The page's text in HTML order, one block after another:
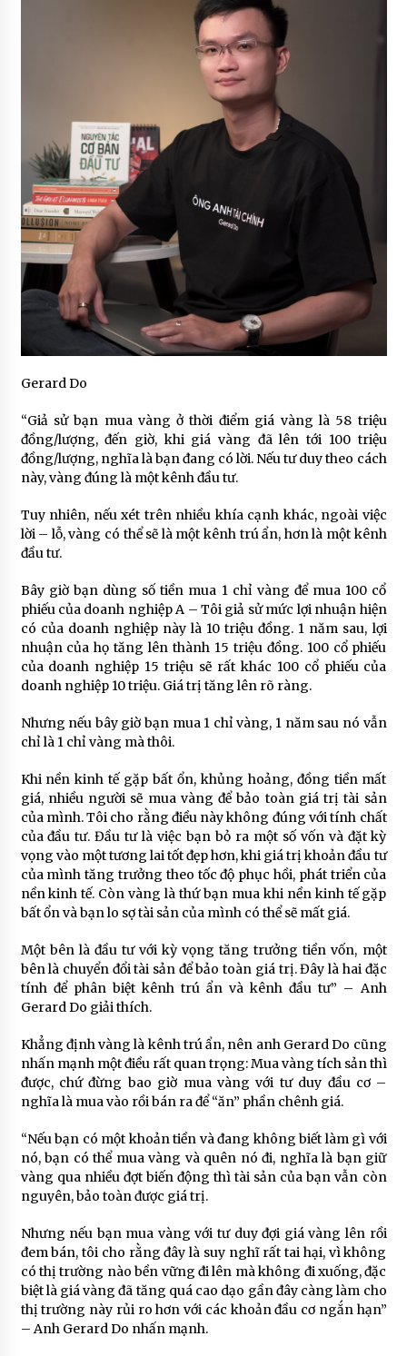
Gerard Do
“Giả sử bạn mua vàng ở thời điểm giá vàng là 58 triệu
đồng/lượng, đến giờ, khi giá vàng đã lên tới 100 triệu
đồng/lượng, nghĩa là bạn đang có lời. Nếu tư duy theo cách
này, vàng đúng là một kênh đầu tư.
Tuy nhiên, nếu xét trên nhiều khía cạnh khác, ngoài việc
lời – lỗ, vàng có thể sẽ là một kênh trú ẩn, hơn là một kênh
đầu tư.
Bây giờ bạn dùng số tiền mua 1 chỉ vàng để mua 100 cổ
phiếu của doanh nghiệp A – Tôi giả sử mức lợi nhuận hiện
có của doanh nghiệp này là 10 triệu đồng. 1 năm sau, lợi
nhuận của họ tăng lên thành 15 triệu đồng. 100 cổ phiếu
của doanh nghiệp 15 triệu sẽ rất khác 100 cổ phiếu của
doanh nghiệp 10 triệu. Giá trị tăng lên rõ ràng.
Nhưng nếu bây giờ bạn mua 1 chỉ vàng, 1 năm sau nó vẫn
chỉ là 1 chỉ vàng mà thôi.
Khi nền kinh tế gặp bất ổn, khủng hoảng, đồng tiền mất
giá, nhiều người sẽ mua vàng để bảo toàn giá trị tài sản
của mình. Tôi cho rằng điều này không đúng với tính chất
của đầu tư. Đầu tư là việc bạn bỏ ra một số vốn và đặt kỳ
vọng vào một tương lai tốt đẹp hơn, khi giá trị khoản đầu tư
của mình tăng trưởng theo tốc độ phục hồi, phát triển của
nền kinh tế. Còn vàng là thứ bạn mua khi nền kinh tế gặp
bất ổn và bạn lo sợ tài sản của mình có thể sẽ mất giá.
Một bên là đầu tư với kỳ vọng tăng trưởng tiền vốn, một
bên là chuyển đổi tài sản để bảo toàn giá trị. Đây là hai đặc
tính để phân biệt kênh trú ẩn và kênh đầu tư” – Anh
Gerard Do giải thích.
Khẳng định vàng là kênh trú ẩn, nên anh Gerard Do cũng
nhấn mạnh một điều rất quan trọng: Mua vàng tích sản thì
được, chứ đừng bao giờ mua vàng với tư duy đầu cơ –
nghĩa là mua vào rồi bán ra để “ăn” phần chênh giá.
“Nếu bạn có một khoản tiền và đang không biết làm gì với
nó, bạn có thể mua vàng và quên nó đi, nghĩa là bạn giữ
vàng qua nhiều đợt biến động thì tài sản của bạn vẫn còn
nguyên, bảo toàn được giá trị.
Nhưng nếu bạn mua vàng với tư duy đợi giá vàng lên rồi
đem bán, tôi cho rằng đây là suy nghĩ rất tai hại, vì không
có thị trường nào bền vững đi lên mà không đi xuống, đặc
biệt là giá vàng đã tăng quá cao dạo gần đây càng làm cho
thị trường này rủi ro hơn với các khoản đầu cơ ngắn hạn”
– Anh Gerard Do nhấn mạnh.